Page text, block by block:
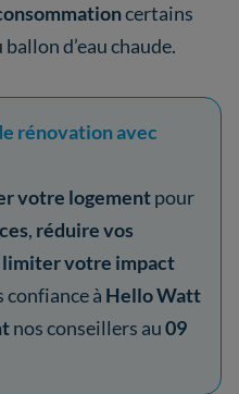
certains
d’eau chaude.
rénovation avec
votre logementpour
, réduire vos
limiter votre impact
confiance à Hello Watt
nos conseillers au09